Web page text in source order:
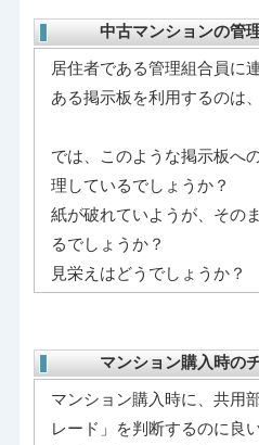
中古マンションの管
居住者である管理組合員に
ある掲示板を利用するのは
では、このような掲示板へ
理しているでしょうか？
紙が破れていようが、その
るでしょうか？
見栄えはどうでしょうか？
マンション購入時の
マンション購入時に、共用
レード」を判断するのに良